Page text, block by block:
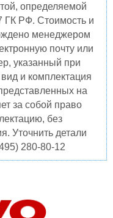
определяемой
ГК РФ. Стоимость и
менеджером
почту или
указанный при
и комплектация
на
за собой право
без
Уточнить детали
280-80-12